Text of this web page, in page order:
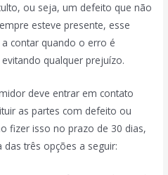
ou seja, um defeito que não
esteve presente, esse
contar quando o erro é
qualquer prejuízo.
deve entrar em contato
as partes com defeito ou
fizer isso no prazo de 30 dias,
três opções a seguir: